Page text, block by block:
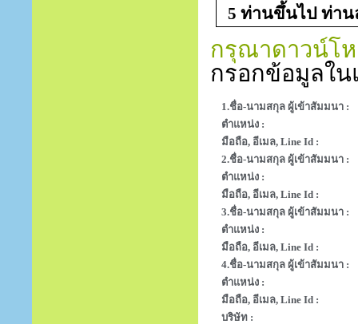
5 ท่านขึ้นไป ท่าน
กรุณาดาวน์โ
กรอกข้อมูลใน
1.ชื่อ-นามสกุล ผู้เข้าสัมมนา :
ตำแหน่ง :
มือถือ, อีเมล, Line Id :
2.ชื่อ-นามสกุล ผู้เข้าสัมมนา :
ตำแหน่ง :
มือถือ, อีเมล, Line Id :
3.ชื่อ-นามสกุล ผู้เข้าสัมมนา :
ตำแหน่ง :
มือถือ, อีเมล, Line Id :
4.ชื่อ-นามสกุล ผู้เข้าสัมมนา :
ตำแหน่ง :
มือถือ, อีเมล, Line Id :
บริษัท :